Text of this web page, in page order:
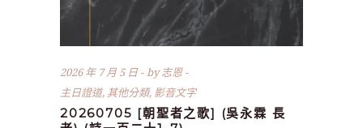
2026 年 7 月 5 日 by志恩
主日證道, 其他分類, 影音文字
20260705 [朝聖者之歌] (吳永霖 長